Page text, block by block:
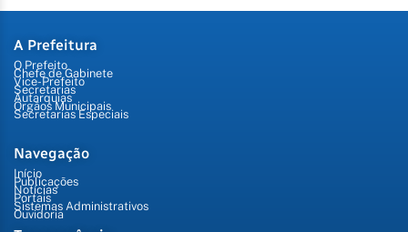
A Prefeitura
O Prefeito
Chefe de Gabinete
Vice-Prefeito
Secretarias
Autarquias
Órgãos Municipais
Secretarias Especiais
Navegação
Início
Publicações
Notícias
Portais
Sistemas Administrativos
Ouvidoria